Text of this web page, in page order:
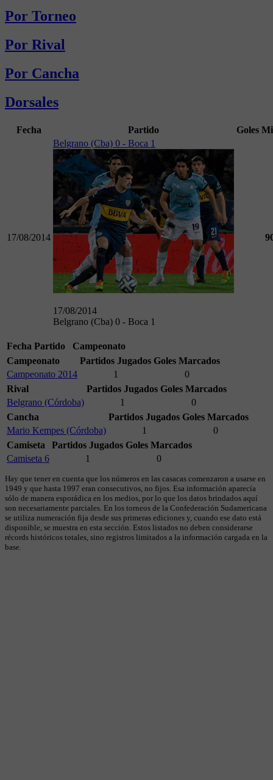
Por Torneo
Por Rival
Por Cancha
Dorsales
Fecha Partido Goles
17/08/2014
Belgrano (Cba) 0 - Boca 1
17/08/2014
Belgrano (Cba) 0 - Boca 1
Fecha Partido
Campeonato
Campeonato
Partidos Jugados Goles Marcados
Campeonato 2014
1
0
Rival
Partidos Jugados Goles Marcados
Belgrano (Córdoba)
1
0
Cancha
Partidos Jugados Goles Marcados
Mario Kempes (Córdoba)
1
0
Camiseta
Partidos Jugados Goles Marcados
Camiseta 6
1 0
Hay que tener en cuenta que los números en las casacas comenzaron a usarse en
1949 y que hasta 1997 eran consecutivos, no fijos. Esa información aparecía
sólo de manera esporádica en los medios, por lo que los datos brindados aquí
son necesariamente parciales. En los torneos de la Confederación Sudamericana
se utiliza numeración fija desde sus primeras ediciones y, cuando ese dato está
disponible, se muestra en esta sección. Estos listados no deben considerarse
récords históricos totales, sino registros limitados a la información cargada en la
base.